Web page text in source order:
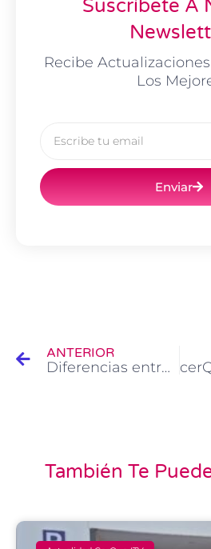
Suscríbete A
Recibe
Los
Enviar
ANTERIOR
Diferencias entre Homologar y Legalizar Reformas en Vehículos
También Te